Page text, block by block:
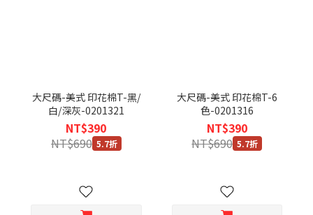
大尺碼-美式 印花棉T-黑/
白/深灰-0201321
NT$390
NT$690 5.7折
大尺碼-美式 印花棉T-6
色-0201316
NT$390
NT$690 5.7折